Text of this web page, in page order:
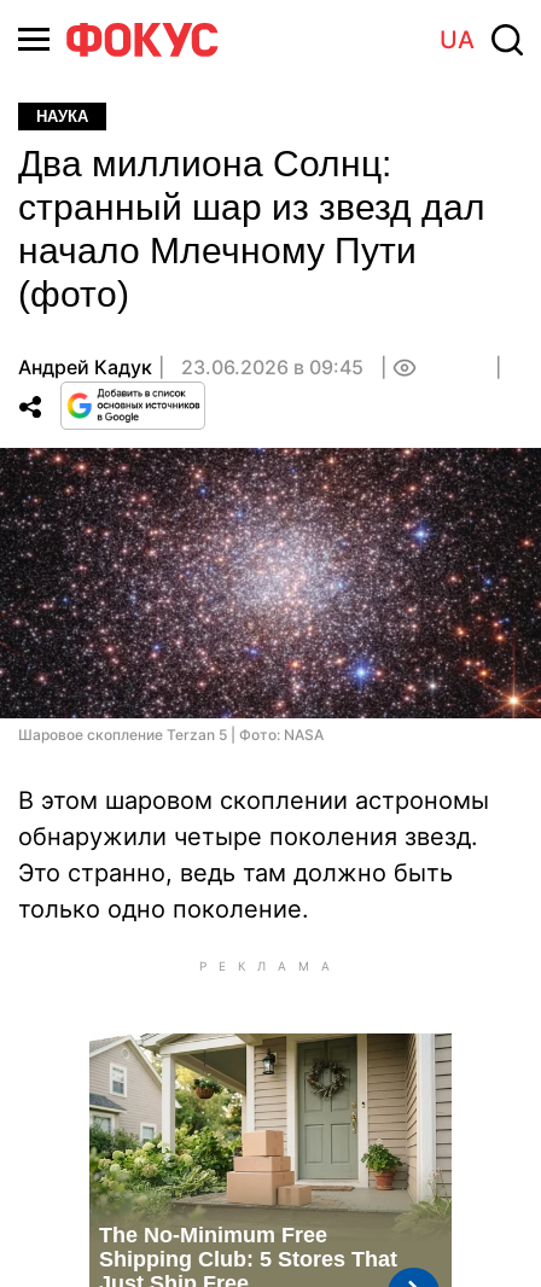
UA
НАУКА
Два миллиона Солнц:
странный шар из звезд дал
начало Млечному Пути
(фото)
Андрей Кадук 23.06.2026 в 09:45
Шаровое скопление Terzan 5 | Фото: NASA
В этом шаровом скоплении астрономы
обнаружили четыре поколения звезд.
Это странно, ведь там должно быть
только одно поколение.